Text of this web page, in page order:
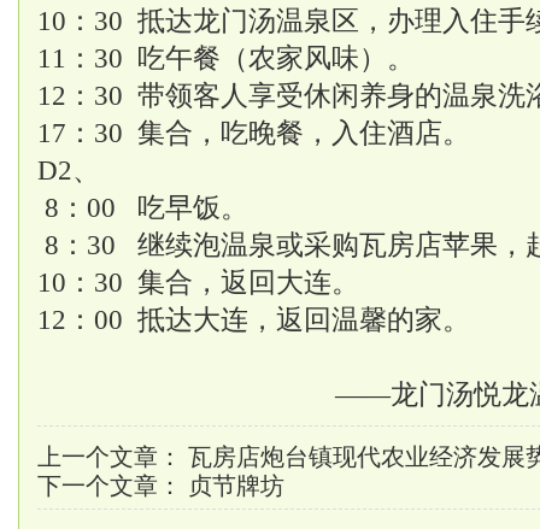
10：30 抵达龙门汤温泉区，办理入住手
11：30 吃午餐（农家风味）。
12：30 带领客人享受休闲养身的温泉洗
17：30 集合，吃晚餐，入住酒店。
D2、
8：00 吃早饭。
8：30 继续泡温泉或采购瓦房店苹果，
10：30 集合，返回大连。
12：00 抵达大连，返回温馨的家。
——龙门汤悦龙
上一个文章： 瓦房店炮台镇现代农业经济发展
下一个文章：
贞节牌坊